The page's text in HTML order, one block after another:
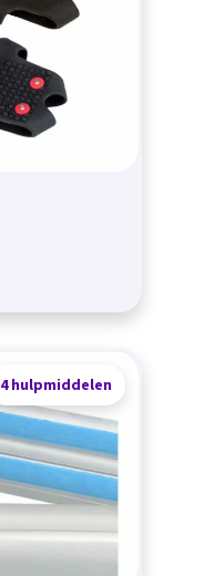
4 hulpmiddelen